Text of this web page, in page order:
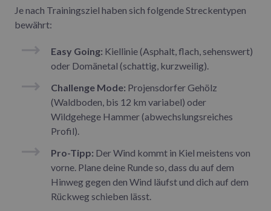
Je nach Trainingsziel haben sich folgende Streckentypen
bewährt:
Easy Going: Kiellinie (Asphalt, flach, sehenswert)
oder Domänetal (schattig, kurzweilig).
Challenge Mode: Projensdorfer Gehölz
(Waldboden, bis 12 km variabel) oder
Wildgehege Hammer (abwechslungsreiches
Profil).
Pro-Tipp: Der Wind kommt in Kiel meistens von
vorne. Plane deine Runde so, dass du auf dem
Hinweg gegen den Wind läufst und dich auf dem
Rückweg schieben lässt.